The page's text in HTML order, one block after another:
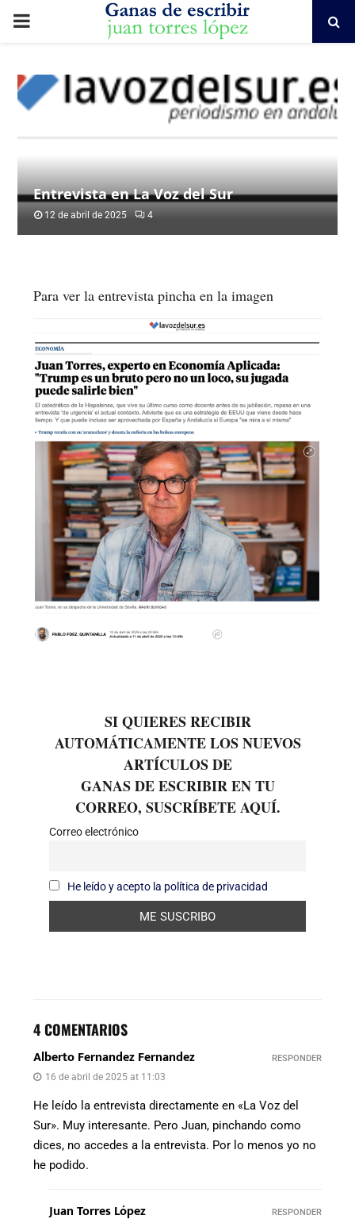
PRIMARY
Entrevista en La Voz del Sur
12 de abril de 2025 4
Para ver la entrevista pincha en la imagen
SI QUIERES RECIBIR
AUTOMÁTICAMENTE LOS NUEVOS
ARTÍCULOS DE
GANAS DE ESCRIBIR EN TU
CORREO, SUSCRÍBETE AQUÍ.
Correo electrónico
He leído y acepto la política de privacidad
4 COMENTARIOS
Alberto Fernandez Fernandez
16 de abril de 2025 at 11:03
He leído la entrevista directamente en «La Voz del
Sur». Muy interesante. Pero Juan, pinchando como
dices, no accedes a la entrevista. Por lo menos yo no
he podido.
RESPONDER
Juan Torres López RESPONDER